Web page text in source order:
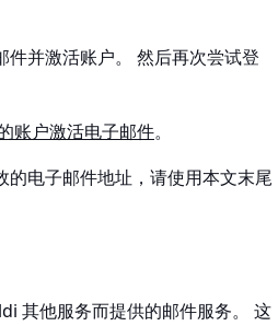
并激活账户。 然后再次尝试登
账户激活电子邮件。
电子邮件地址，请使用本文末尾
其他服务而提供的邮件服务。 这